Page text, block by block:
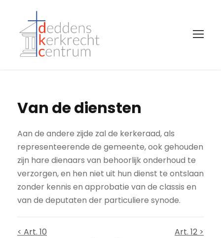
Van de diensten
Aan de andere zijde zal de kerkeraad, als
representeerende de gemeente, ook gehouden
zijn hare dienaars van behoorlijk onderhoud te
verzorgen, en hen niet uit hun dienst te ontslaan
zonder kennis en approbatie van de classis en
van de deputaten der particuliere synode.
< Art. 10 Art. 12 >